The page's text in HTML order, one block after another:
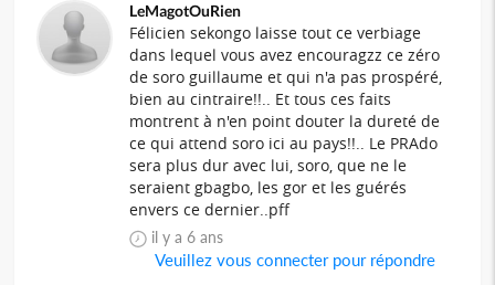
LeMagotOuRien
Félicien sekongo laisse tout ce verbiage
dans lequel vous avez encouragzz ce zéro
de soro guillaume et qui n'a pas prospéré,
bien au cintraire!!.. Et tous ces faits
montrent à n'en point douter la dureté de
ce qui attend soro ici au pays!!.. Le PRAdo
sera plus dur avec lui, soro, que ne le
seraient gbagbo, les gor et les guérés
envers ce dernier..pff
il y a 6 ans
Veuillez vous connecter pour répondre